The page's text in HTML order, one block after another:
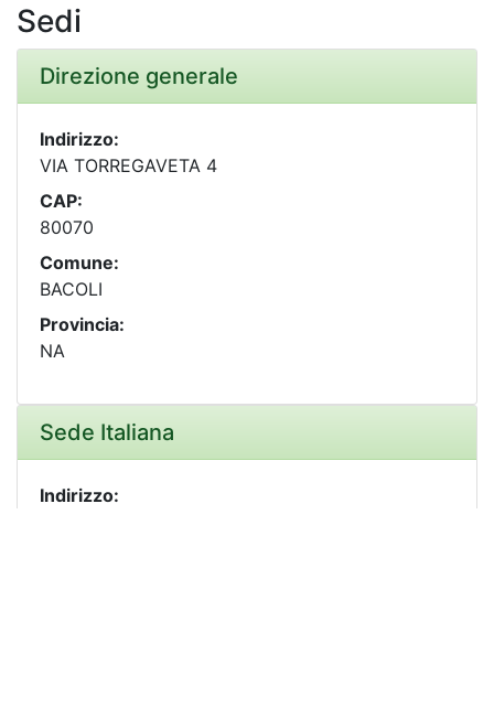
Sedi
Direzione generale
Indirizzo:
VIA TORREGAVETA 4
CAP:
80070
Comune:
BACOLI
Provincia:
NA
Sede Italiana
Indirizzo: